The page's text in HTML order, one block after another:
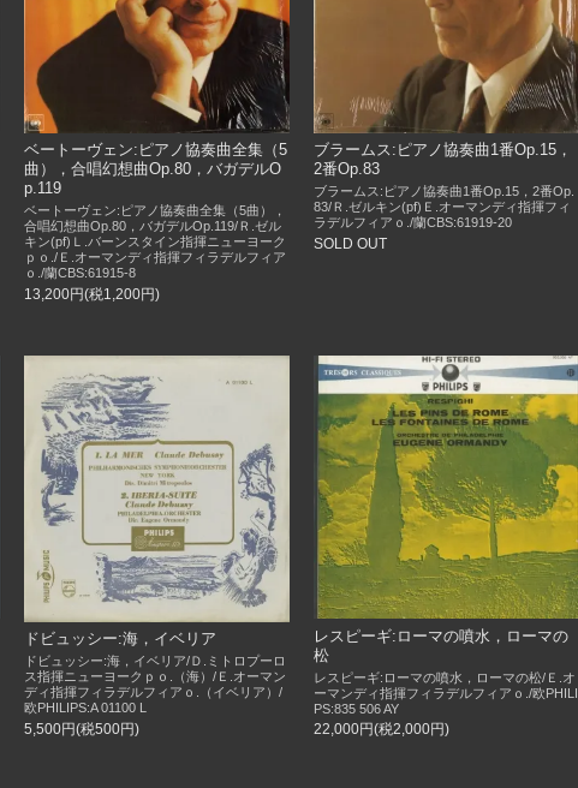
ベートーヴェン:ピアノ協奏曲全集（5
曲），合唱幻想曲Op.80，バガデルO
p.119
ベートーヴェン:ピアノ協奏曲全集（5曲），
合唱幻想曲Op.80，バガデルOp.119/Ｒ.ゼル
キン(pf)Ｌ.バーンスタイン指揮ニューヨーク
ｐｏ./Ｅ.オーマンディ指揮フィラデルフィア
ｏ./蘭CBS:61915-8
13,200円(税1,200円)
ブラームス:ピアノ協奏曲1番Op.15，
2番Op.83
ブラームス:ピアノ協奏曲1番Op.15，2番Op.
83/Ｒ.ゼルキン(pf)Ｅ.オーマンディ指揮フィ
ラデルフィアｏ./蘭CBS:61919-20
SOLD OUT
ドビュッシー:海，イベリア
ドビュッシー:海，イベリア/Ｄ.ミトロプーロ
ス指揮ニューヨークｐｏ.（海）/Ｅ.オーマン
ディ指揮フィラデルフィアｏ.（イベリア）/
欧PHILIPS:A 01100 L
5,500円(税500円)
レスピーギ:ローマの噴水，ローマの
松
レスピーギ:ローマの噴水，ローマの松/Ｅ.オ
ーマンディ指揮フィラデルフィアｏ./欧PHILI
PS:835 506 AY
22,000円(税2,000円)